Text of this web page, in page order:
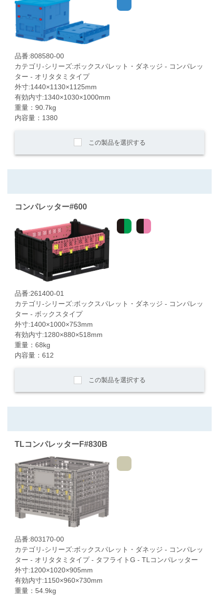
品番:808580-00
カテゴリ-シリーズ:ボックスパレット・ダネッジ - コンパレッ
ター - オリタタミタイプ
外寸:1440×1130×1125mm
有効内寸:1340×1030×1000mm
重量：90.7kg
内容量：1380
この製品を選択する
コンパレッター#600
品番:261400-01
カテゴリ-シリーズ:ボックスパレット・ダネッジ - コンパレッ
ター - ボックスタイプ
外寸:1400×1000×753mm
有効内寸:1280×880×518mm
重量：68kg
内容量：612
この製品を選択する
TLコンパレッターF#830B
品番:803170-00
カテゴリ-シリーズ:ボックスパレット・ダネッジ - コンパレッ
ター - オリタタミタイプ - タフライトG - TLコンパレッター
外寸:1200×1020×905mm
有効内寸:1150×960×730mm
重量：54.9kg